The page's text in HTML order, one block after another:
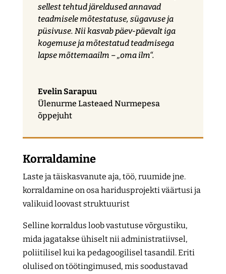
sellest tehtud järeldused annavad
teadmisele mõtestatuse, sügavuse ja
püsivuse. Nii kasvab päev-päevalt iga
kogemuse ja mõtestatud teadmisega
lapse mõttemaailm – „oma ilm“.
Evelin Sarapuu
Ülenurme Lasteaed Nurmepesa
õppejuht
Korraldamine
Laste ja täiskasvanute aja, töö, ruumide jne.
korraldamine on osa haridusprojekti väärtusi ja
valikuid loovast struktuurist
Selline korraldus loob vastutuse võrgustiku,
mida jagatakse ühiselt nii administratiivsel,
poliitilisel kui ka pedagoogilisel tasandil. Eriti
olulised on töötingimused, mis soodustavad